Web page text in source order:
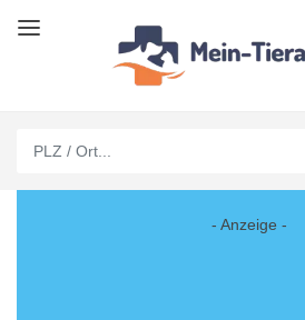
- Anzeige -